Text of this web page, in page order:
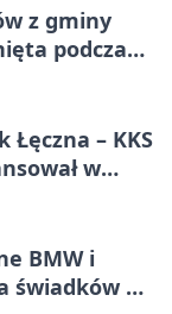
z gminy
podczas
Łęczna – KKS
w
BMW i
świadków w